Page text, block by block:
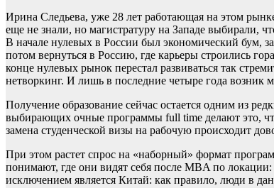
Ирина Следьева, уже 28 лет работающая на этом
еще не знали, но магистратуру на Западе выбирали,
В начале нулевых в России был экономический бум,
потом вернуться в Россию, где карьеры строились
конце нулевых рынок перестал развиваться так
нетворкинг. И лишь в последние четыре года возник
Получение образование сейчас остается одним из
выбирающих очные программы full time делают это,
замена студенческой визы на рабочую происходит
При этом растет спрос на «наборный» формат
понимают, где они видят себя после MBA по
исключением является Китай: как правило, люди в